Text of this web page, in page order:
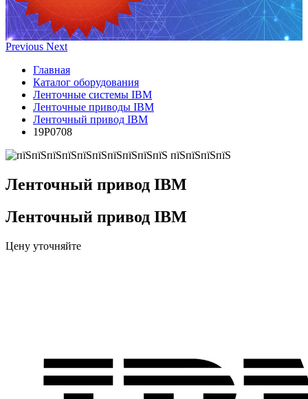
Previous Next
Главная
Каталог оборудования
Ленточные системы IBM
Ленточные приводы IBM
Ленточный привод IBM
19P0708
Ленточный привод IBM
Ленточный привод IBM
Цену уточняйте